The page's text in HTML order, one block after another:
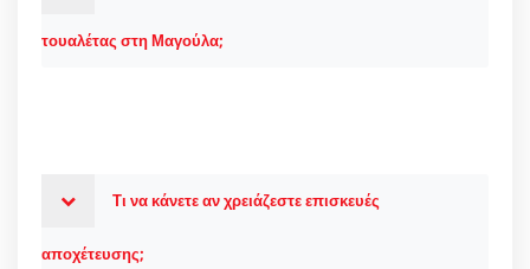
τουαλέτας στη Μαγούλα;
Τι να κάνετε αν χρειάζεστε επισκευές
αποχέτευσης;